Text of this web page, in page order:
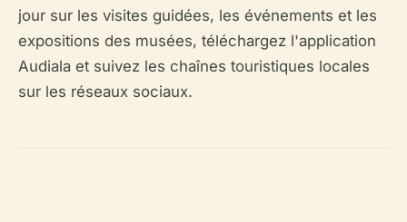
jour sur les visites guidées, les événements et les
expositions des musées, téléchargez l'application
Audiala et suivez les chaînes touristiques locales
sur les réseaux sociaux.